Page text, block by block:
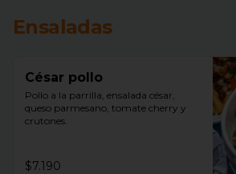
Ensaladas
César pollo
Pollo a la parrilla, ensalada césar,
queso parmesano, tomate cherry y
crutones.
$7.190